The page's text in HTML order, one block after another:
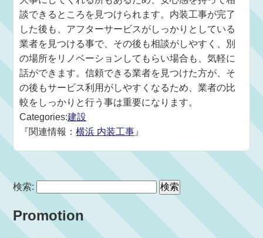
談できるところを見つけられます。内装工事が完了
した後も、アフターサービスがしっかりとしている
業者を見つける事で、その後も相談がしやすく、別
の場所をリノベーションしてもらい場合も、気軽に
話ができます。信頼できる業者を見つけた方が、そ
の後もサービス利用がしやすくなるため、業者の比
較をしっかりと行う事は重要になります。
Categories:建設
『関連情報：横浜 内装工事 』
検索:
Promotion